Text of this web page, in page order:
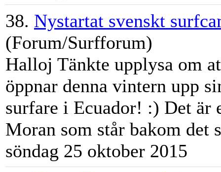
38. Nystartat svenskt
(Forum/Surfforum)
Halloj Tänkte upplysa om
öppnar denna vintern upp
surfare i Ecuador! :) Det är
Moran som står bakom det
söndag 25 oktober 2015